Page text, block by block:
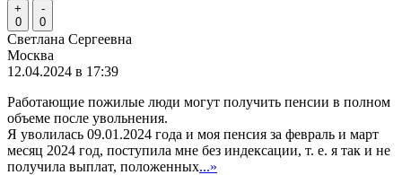
+
0
-
0
Светлана Сергеевна
Москва
12.04.2024 в 17:39
Работающие пожилые люди могут получить пенсии в полном
объеме после увольнения.
Я уволилась 09.01.2024 года и моя пенсия за февраль и март
месяц 2024 год, поступила мне без индексации, т. е. я так и не
получила выплат, положенных...»